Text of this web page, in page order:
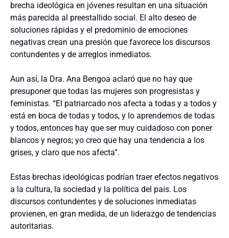
brecha ideológica en jóvenes resultan en una situación
más parecida al preestallido social. El alto deseo de
soluciones rápidas y el predominio de emociones
negativas crean una presión que favorece los discursos
contundentes y de arreglos inmediatos.
Aun así, la Dra. Ana Bengoa aclaró que no hay que
presuponer que todas las mujeres son progresistas y
feministas. “El patriarcado nos afecta a todas y a todos y
está en boca de todas y todos, y lo aprendemos de todas
y todos, entonces hay que ser muy cuidadoso con poner
blancos y negros; yo creo que hay una tendencia a los
grises, y claro que nos afecta”.
Estas brechas ideológicas podrían traer efectos negativos
a la cultura, la sociedad y la política del país. Los
discursos contundentes y de soluciones inmediatas
provienen, en gran medida, de un liderazgo de tendencias
autoritarias.